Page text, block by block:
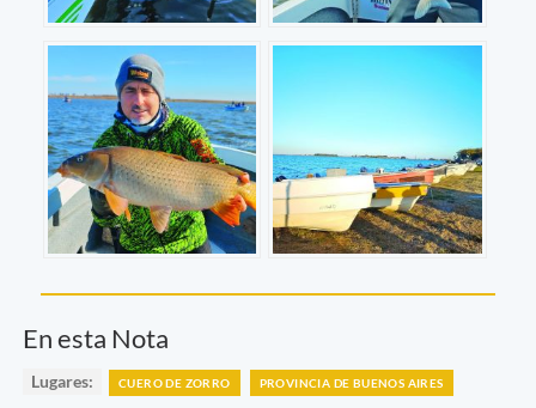
En esta Nota
Lugares: CUERO DE ZORRO PROVINCIA DE BUENOS AIRES